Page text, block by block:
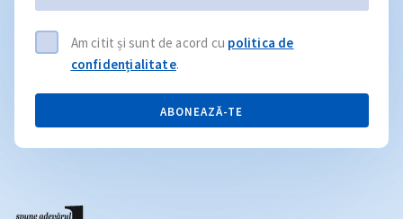
Am citit și sunt de acord cu politica de
confidențialitate.
ABONEAZĂ-TE